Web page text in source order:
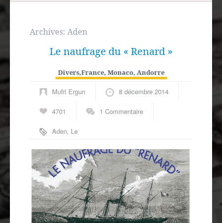
Expression française
Agenda
Archives: Aden
Le naufrage du « Renard »
Divers,France, Monaco, Andorre
Mufit Ergun 8 décembre 2014
4701 1 Commentaire
Aden, Le
Naufrage,Obock